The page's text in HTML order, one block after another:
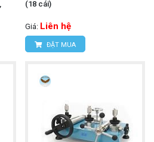
(18 cái)
Giá: Liên hệ
ĐẶT MUA